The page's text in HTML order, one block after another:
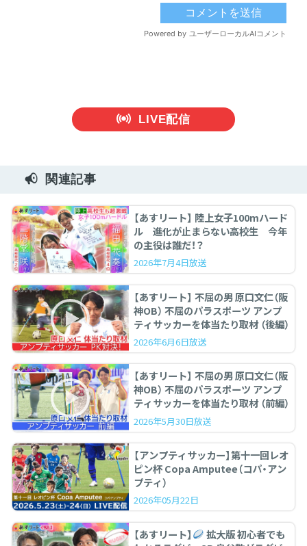
LIVE配信
関連記事
【あすリート】 陸上女子100mハード
ル 進化が止まらない高校生 今年
の主役は誰だ！？
2026年7月4日放送
【あすリート】 不屈の男 原口文仁（阪
神OB） 不屈のパラスポーツ アンプ
ティサッカーを体当たり取材 （後編）
2026年6月6日放送
【あすリート】 不屈の男 原口文仁（阪
神OB） 不屈のパラスポーツ アンプ
ティサッカーを体当たり取材 （前編）
2026年5月30日放送
【アンプティサッカー】第十一回レオ
ピン杯 Copa Amputee（コパ・アン
プティ）
2026年05月22日
【あすリート】
拡大版 初心者でも